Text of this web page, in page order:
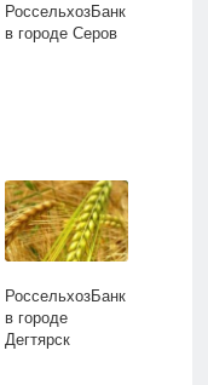
РоссельхозБанк
в городе Серов
РоссельхозБанк
в городе
Дегтярск